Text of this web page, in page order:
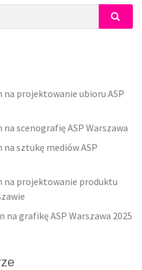
na projektowanie ubioru ASP
scenografię ASP Warszawa
sztukę mediów ASP
na projektowanie produktu
na grafikę ASP Warszawa 2025